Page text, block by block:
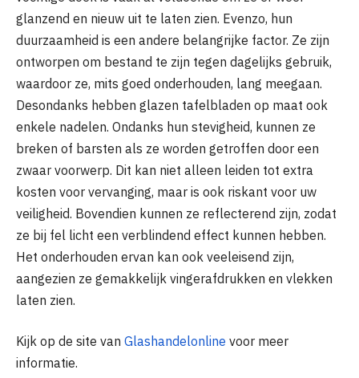
glanzend en nieuw uit te laten zien. Evenzo, hun
duurzaamheid is een andere belangrijke factor. Ze zijn
ontworpen om bestand te zijn tegen dagelijks gebruik,
waardoor ze, mits goed onderhouden, lang meegaan.
Desondanks hebben glazen tafelbladen op maat ook
enkele nadelen. Ondanks hun stevigheid, kunnen ze
breken of barsten als ze worden getroffen door een
zwaar voorwerp. Dit kan niet alleen leiden tot extra
kosten voor vervanging, maar is ook riskant voor uw
veiligheid. Bovendien kunnen ze reflecterend zijn, zodat
ze bij fel licht een verblindend effect kunnen hebben.
Het onderhouden ervan kan ook veeleisend zijn,
aangezien ze gemakkelijk vingerafdrukken en vlekken
laten zien.
Kijk op de site van Glashandelonline voor meer
informatie.